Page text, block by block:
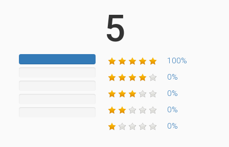
5
Complete
Complete
Complete
Complete
100%
0%
0%
0%
0%